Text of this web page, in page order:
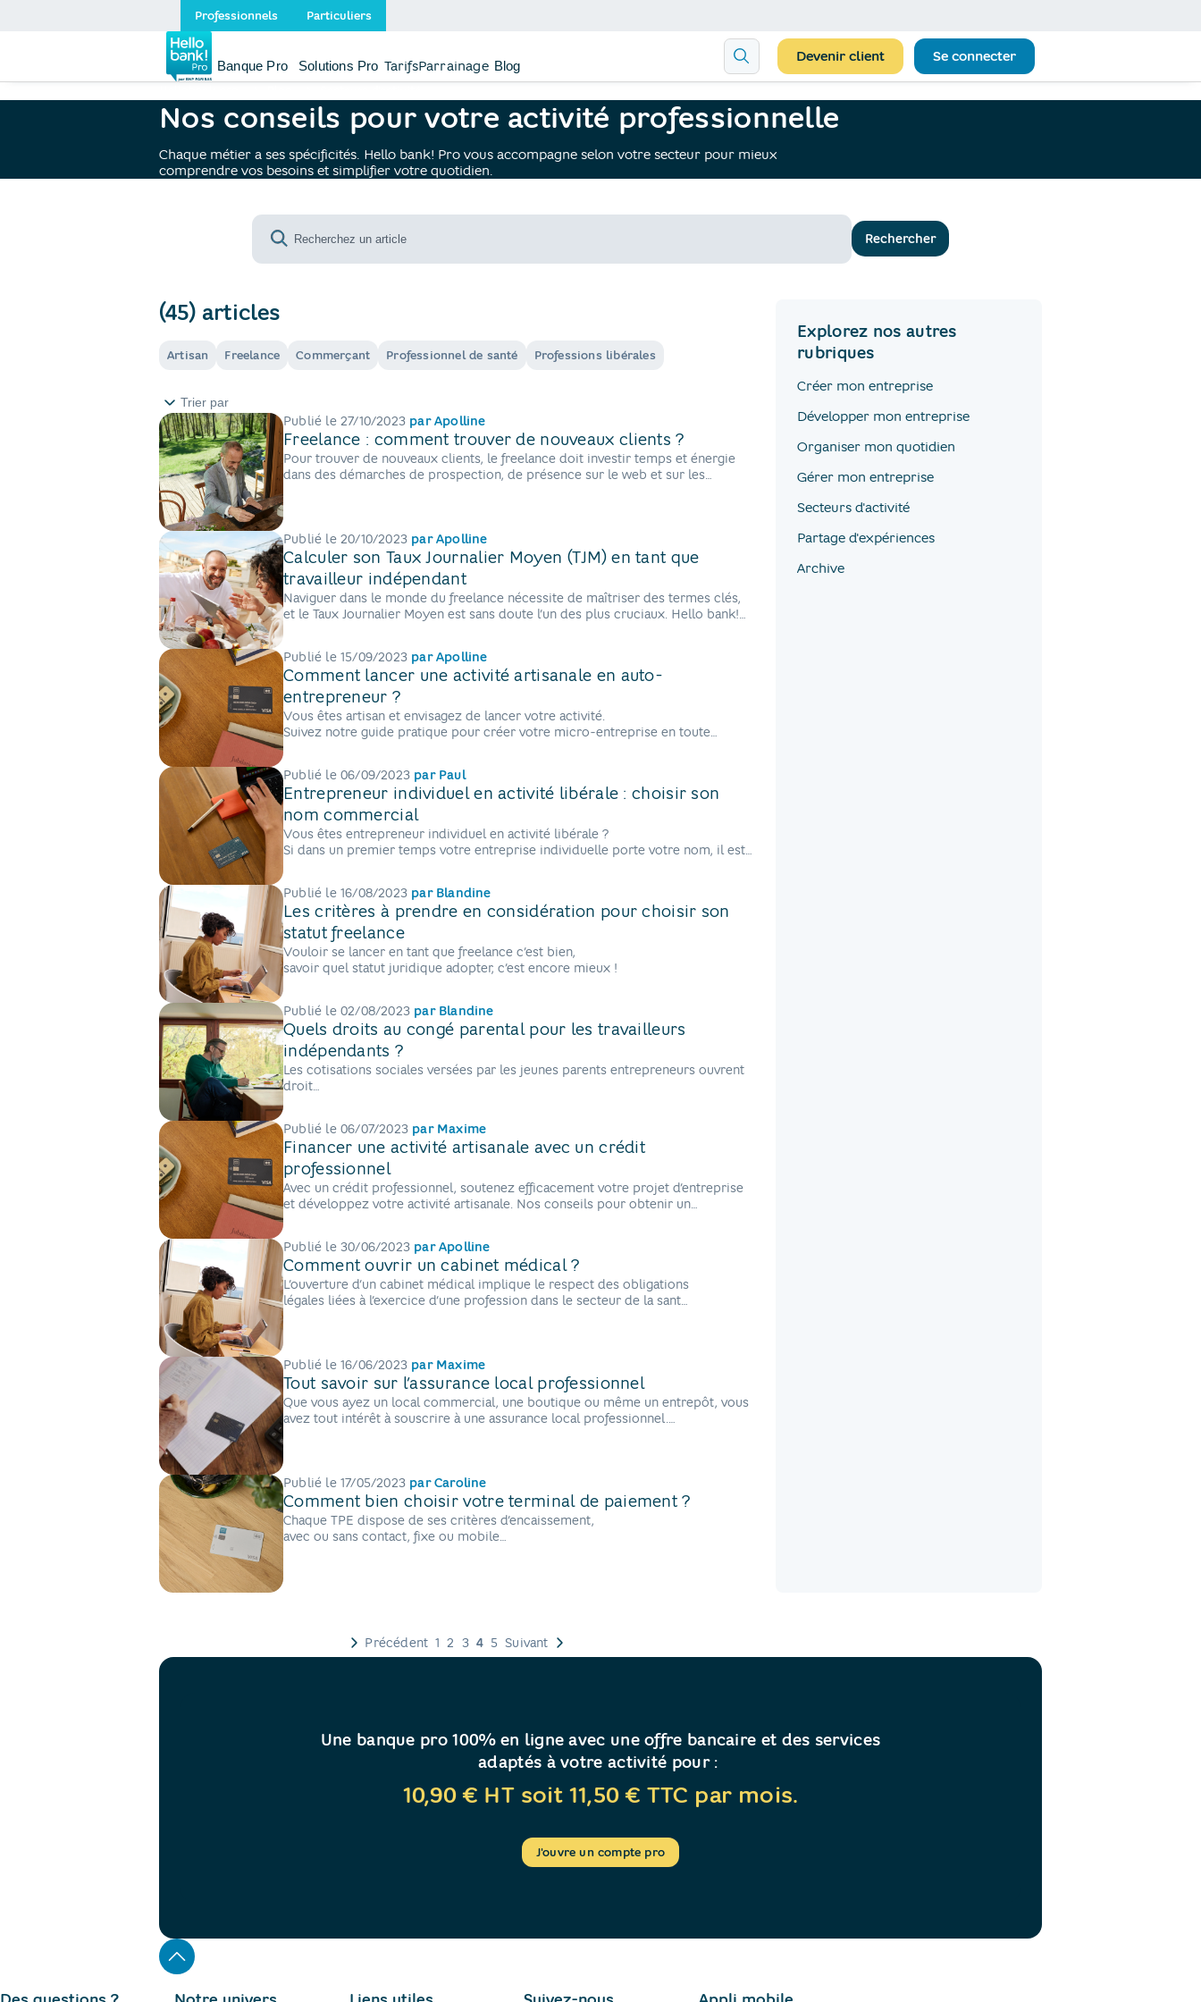
Professionnels Particuliers
Banque Pro Solutions Pro TarifsParrainage Blog
Devenir client Se connecter
Nos conseils pour votre activité professionnelle
Chaque métier a ses spécificités. Hello bank! Pro vous accompagne selon votre secteur pour mieux
comprendre vos besoins et simplifier votre quotidien.
Rechercher
(45) articles
Artisan Freelance Commerçant Professionnel de santé Professions libérales
Trier par
Publié le 27/10/2023 par Apolline
Freelance : comment trouver de nouveaux clients ?
Pour trouver de nouveaux clients, le freelance doit investir temps et énergie
dans des démarches de prospection, de présence sur le web et sur les
Publié le 20/10/2023 par Apolline
Calculer son Taux Journalier Moyen (TJM) en tant que
travailleur indépendant
Naviguer dans le monde du freelance nécessite de maîtriser des termes clés,
et le Taux Journalier Moyen est sans doute l’un des plus cruciaux. Hello bank!
Publié le 15/09/2023 par Apolline
Comment lancer une activité artisanale en auto-
entrepreneur ?
Vous êtes artisan et envisagez de lancer votre activité.
Suivez notre guide pratique pour créer votre micro-entreprise en toute
Publié le 06/09/2023 par Paul
Entrepreneur individuel en activité libérale : choisir son
nom commercial
Vous êtes entrepreneur individuel en activité libérale ?
Si dans un premier temps votre entreprise individuelle porte votre nom, il est
Publié le 16/08/2023 par Blandine
Les critères à prendre en considération pour choisir son
statut freelance
Vouloir se lancer en tant que freelance c’est bien,
savoir quel statut juridique adopter, c’est encore mieux !
Publié le 02/08/2023 par Blandine
Quels droits au congé parental pour les travailleurs
indépendants ?
Les cotisations sociales versées par les jeunes parents entrepreneurs ouvrent
droit
Publié le 06/07/2023 par Maxime
Financer une activité artisanale avec un crédit
professionnel
Avec un crédit professionnel, soutenez efficacement votre projet d’entreprise
et développez votre activité artisanale. Nos conseils pour obtenir un
Publié le 30/06/2023 par Apolline
Comment ouvrir un cabinet médical ?
L’ouverture d’un cabinet médical implique le respect des obligations
légales liées à l’exercice d’une profession dans le secteur de la santé.
Publié le 16/06/2023 par Maxime
Tout savoir sur l’assurance local professionnel
Que vous ayez un local commercial, une boutique ou même un entrepôt, vous
avez tout intérêt à souscrire à une assurance local professionnel.
Publié le 17/05/2023 par Caroline
Comment bien choisir votre terminal de paiement ?
Chaque TPE dispose de ses critères d’encaissement,
avec ou sans contact, fixe ou mobile…
Explorez nos autres
rubriques
Créer mon entreprise
Développer mon entreprise
Organiser mon quotidien
Gérer mon entreprise
Secteurs d'activité
Partage d'expériences
Archive
Précédent 1 2 3 4 5 Suivant
Une banque pro 100% en ligne avec une offre bancaire et des services
adaptés à votre activité pour :
10,90 € HT soit 11,50 € TTC par mois.
J'ouvre un compte pro